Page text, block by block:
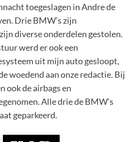
toegeslagen in Andre de
Drie BMW’s zijn
diverse onderdelen gestolen.
werd er ook een
uit mijn auto gesloopt,
woedend aan onze redactie. Bij
ook de airbags en
Alle drie de BMW’s
geparkeerd.